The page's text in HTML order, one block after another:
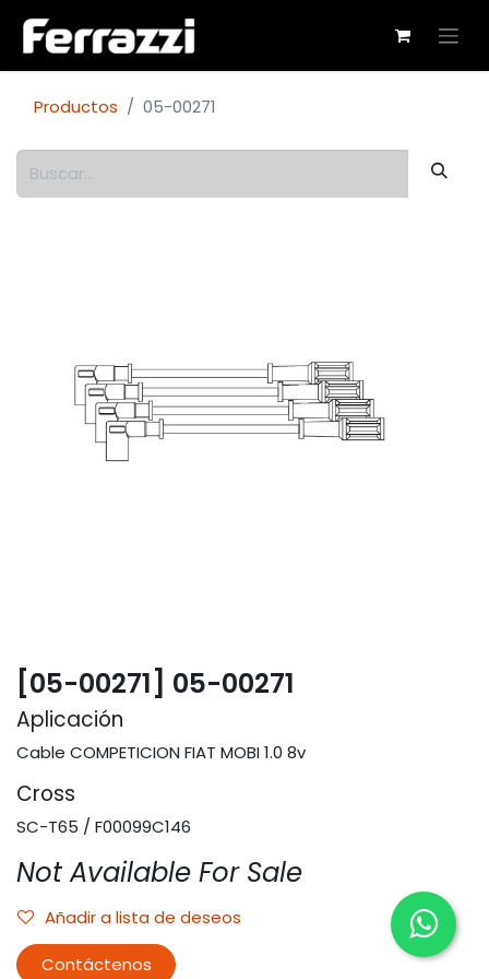
Productos 05-00271
[05-00271] 05-00271
Aplicación
Cable COMPETICION FIAT MOBI 1.0 8v
Cross
SC-T65 / F00099C146
Not Available For Sale
Añadir a lista de deseos
Contáctenos